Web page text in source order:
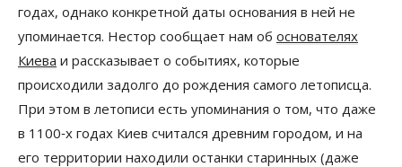
годах, однако конкретной даты основания в ней не
упоминается. Нестор сообщает нам об основателях
Киева и рассказывает о событиях, которые
происходили задолго до рождения самого летописца.
При этом в летописи есть упоминания о том, что даже
в 1100‑х годах Киев считался древним городом, и на
его территории находили останки старинных (даже